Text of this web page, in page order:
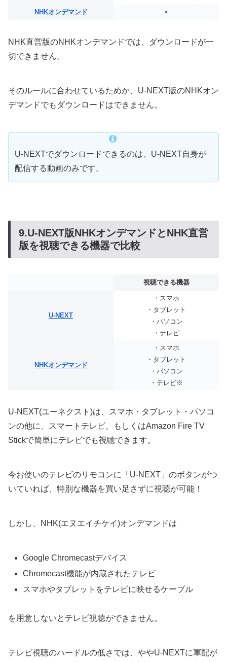
NHKオンデマンド
×
NHK直営版のNHKオンデマンドでは、ダウンロードが一
切できません。
そのルールに合わせているためか、U-NEXT版のNHKオン
デマンドでもダウンロードはできません。
U-NEXTでダウンロードできるのは、U-NEXT自身が
配信する動画のみです。
9.U-NEXT版NHKオンデマンドとNHK直営
版を視聴できる機器で比較
視聴できる機器
U-NEXT
・スマホ
・タブレット
・パソコン
・テレビ
NHKオンデマンド
・スマホ
・タブレット
・パソコン
・テレビ※
U-NEXT(ユーネクスト)は、スマホ・タブレット・パソコ
ンの他に、スマートテレビ、もしくはAmazon Fire TV
Stickで簡単にテレビでも視聴できます。
今お使いのテレビのリモコンに「U-NEXT」のボタンがつ
いていれば、特別な機器を買い足さずに視聴が可能！
しかし、NHK(エヌエイチケイ)オンデマンドは
Google Chromecastデバイス
Chromecast機能が内蔵されたテレビ
スマホやタブレットをテレビに映せるケーブル
を用意しないとテレビ視聴ができません。
テレビ視聴のハードルの低さでは、ややU-NEXTに軍配が